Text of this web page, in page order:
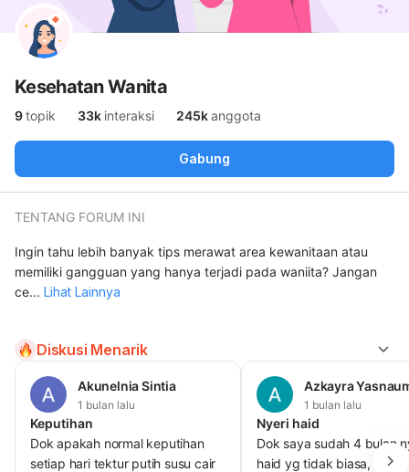
Kesehatan Wanita
9topik 33k interaksi 245kanggota
Gabung
Diskusi Menarik
Akunelnia Sintia
1 bulan lalu
Keputihan
Dok apakah normal keputihan
setiap hari tektur putih susu cair
Azkayra
1 bulan lalu
Nyeri haid
Dok saya sudah 4 bulan
haid yg tidak biasa, perut
TENTANG FORUM INI
Ingin tahu lebih banyak tips merawat area kewanitaan atau
memiliki gangguan yang hanya terjadi pada waniita? Jangan
ce... Lihat Lainnya